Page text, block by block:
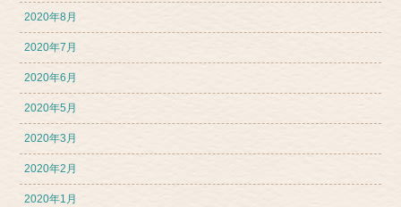
2020年8月
2020年7月
2020年6月
2020年5月
2020年3月
2020年2月
2020年1月